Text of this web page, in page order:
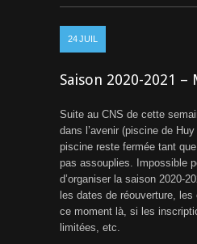
24JUIL
Saison 2020-2021 –
Suite au CNS de cette
dans l’avenir (piscine de
piscine reste fermée tant
pas assouplies. Impossible
d’organiser la saison 2020-
les dates de réouverture,
ce moment là, si les
limitées, etc.